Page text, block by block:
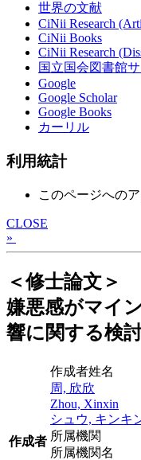
世界の文献
CiNii Research
CiNii Books
CiNii Research
国立国会図書館
Google
Google Scholar
Google Books
カーリル
利用統計
このページへの
CLOSE
»
＜修士論文＞
嫌悪感がマイ
響に関する検
作成者
作成者姓名
周, 欣欣
Zhou, Xinxin
シュウ, キンキ
所属機関
所属機関名